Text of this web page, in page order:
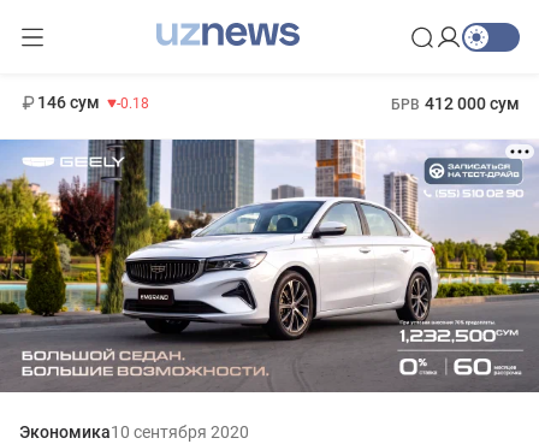
146 сум -0.18 БРВ 412 000 сум
Экономика10 сентября 2020